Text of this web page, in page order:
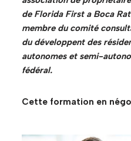
de Florida First a Boca
membre du comité
du développent des
autonomes et semi-
fédéral.
Cette formation en